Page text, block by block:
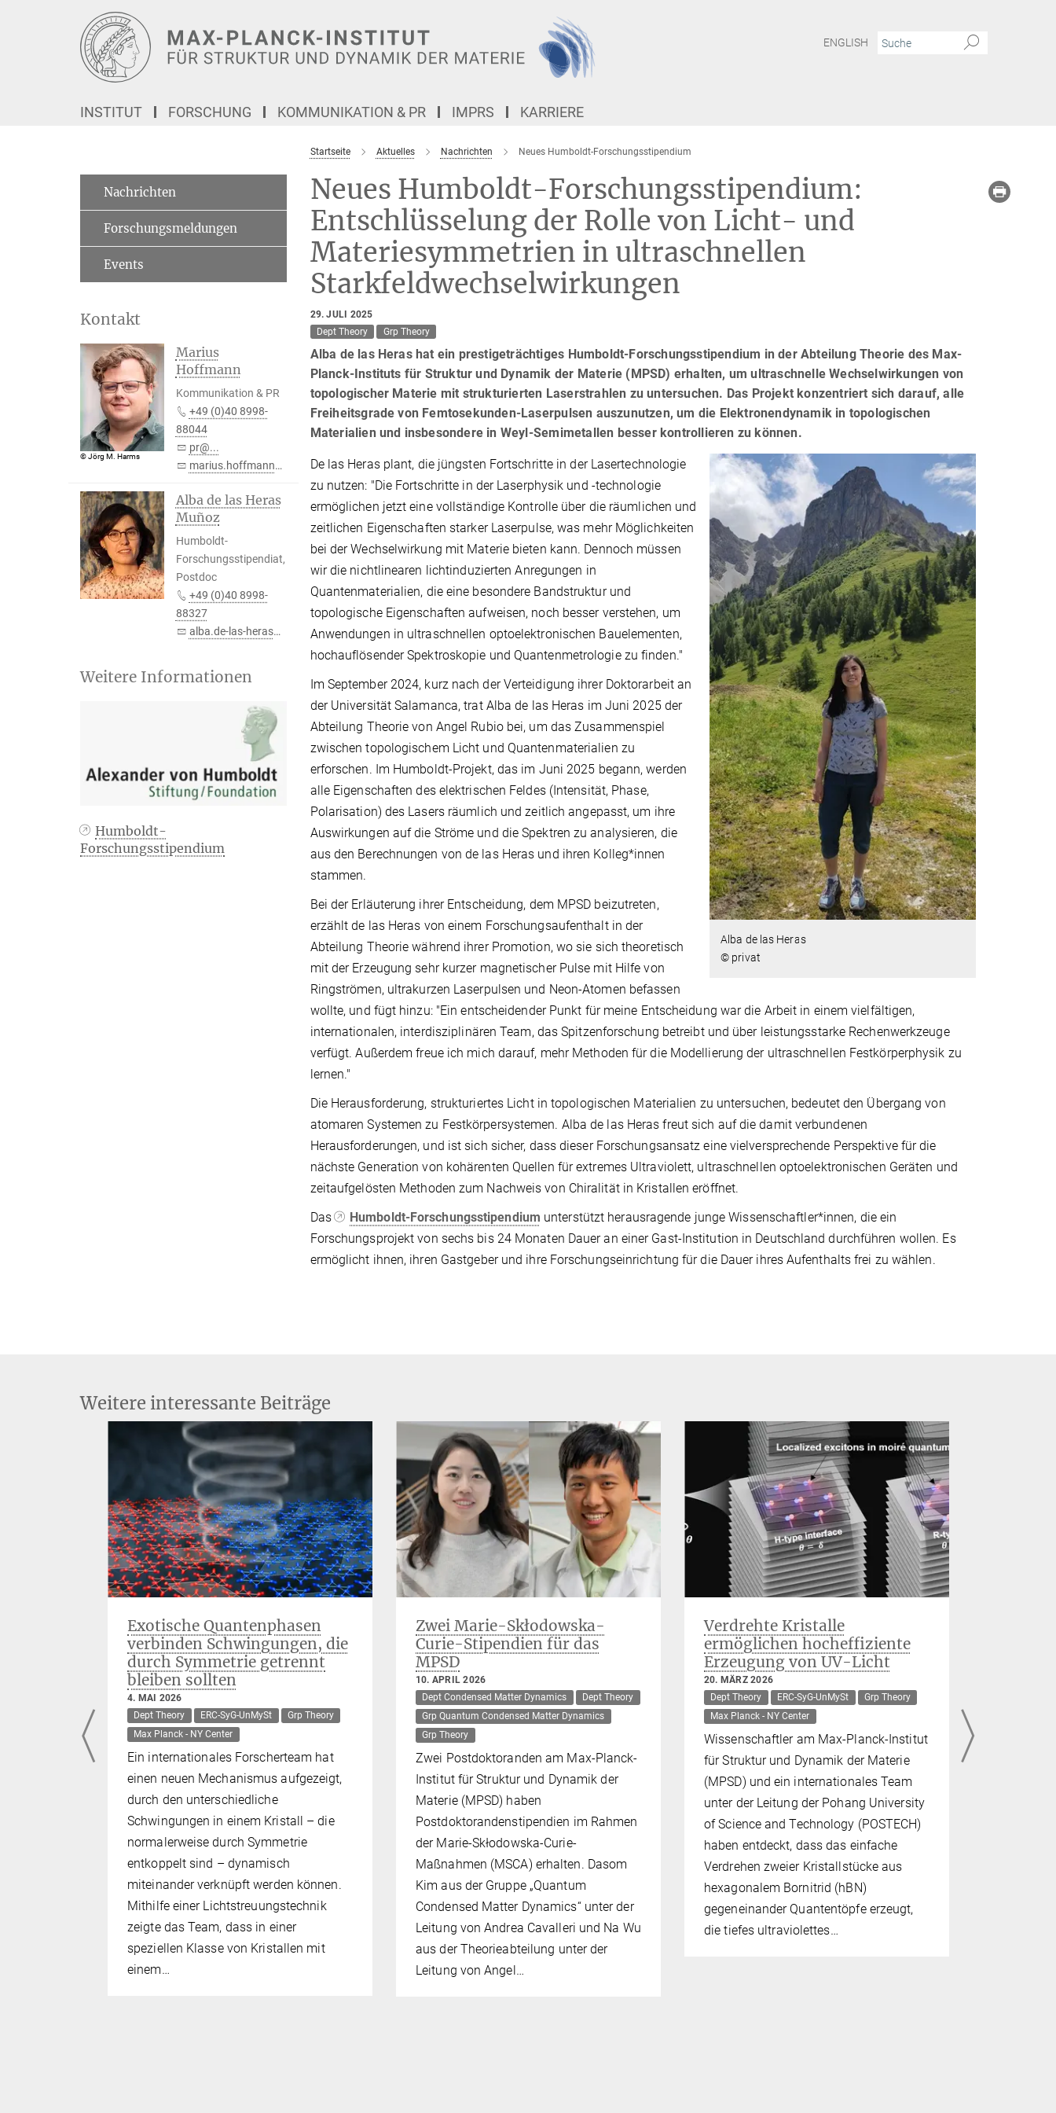
ENGLISH
INSTITUT FORSCHUNG KOMMUNIKATION & PR IMPRS KARRIERE
Startseite Aktuelles Nachrichten Neues Humboldt-Forschungsstipendium
Neues Humboldt-Forschungsstipendium:
Entschlüsselung der Rolle von Licht- und
Materiesymmetrien in ultraschnellen
Starkfeldwechselwirkungen
29. JULI 2025
Dept Theory
Grp Theory
Alba de las Heras hat ein prestigeträchtiges Humboldt-Forschungsstipendium in der Abteilung Theorie des Max-
Planck-Instituts für Struktur und Dynamik der Materie (MPSD) erhalten, um ultraschnelle Wechselwirkungen von
topologischer Materie mit strukturierten Laserstrahlen zu untersuchen. Das Projekt konzentriert sich darauf, alle
Freiheitsgrade von Femtosekunden-Laserpulsen auszunutzen, um die Elektronendynamik in topologischen
Materialien und insbesondere in Weyl-Semimetallen besser kontrollieren zu können.
Alba de las Heras
© privat
De las Heras plant, die jüngsten Fortschritte in der Lasertechnologie
zu nutzen: "Die Fortschritte in der Laserphysik und -technologie
ermöglichen jetzt eine vollständige Kontrolle über die räumlichen und
zeitlichen Eigenschaften starker Laserpulse, was mehr Möglichkeiten
bei der Wechselwirkung mit Materie bieten kann. Dennoch müssen
wir die nichtlinearen lichtinduzierten Anregungen in
Quantenmaterialien, die eine besondere Bandstruktur und
topologische Eigenschaften aufweisen, noch besser verstehen, um
Anwendungen in ultraschnellen optoelektronischen Bauelementen,
hochauflösender Spektroskopie und Quantenmetrologie zu finden."
Im September 2024, kurz nach der Verteidigung ihrer Doktorarbeit an
der Universität Salamanca, trat Alba de las Heras im Juni 2025 der
Abteilung Theorie von Angel Rubio bei, um das Zusammenspiel
zwischen topologischem Licht und Quantenmaterialien zu
erforschen. Im Humboldt-Projekt, das im Juni 2025 begann, werden
alle Eigenschaften des elektrischen Feldes (Intensität, Phase,
Polarisation) des Lasers räumlich und zeitlich angepasst, um ihre
Auswirkungen auf die Ströme und die Spektren zu analysieren, die
aus den Berechnungen von de las Heras und ihren Kolleg*innen
stammen.
Bei der Erläuterung ihrer Entscheidung, dem MPSD beizutreten,
erzählt de las Heras von einem Forschungsaufenthalt in der
Abteilung Theorie während ihrer Promotion, wo sie sich theoretisch
mit der Erzeugung sehr kurzer magnetischer Pulse mit Hilfe von
Ringströmen, ultrakurzen Laserpulsen und Neon-Atomen befassen
wollte, und fügt hinzu: "Ein entscheidender Punkt für meine Entscheidung war die Arbeit in einem vielfältigen,
internationalen, interdisziplinären Team, das Spitzenforschung betreibt und über leistungsstarke Rechenwerkzeuge
verfügt. Außerdem freue ich mich darauf, mehr Methoden für die Modellierung der ultraschnellen Festkörperphysik zu
lernen."
Die Herausforderung, strukturiertes Licht in topologischen Materialien zu untersuchen, bedeutet den Übergang von
atomaren Systemen zu Festkörpersystemen. Alba de las Heras freut sich auf die damit verbundenen
Herausforderungen, und ist sich sicher, dass dieser Forschungsansatz eine vielversprechende Perspektive für die
nächste Generation von kohärenten Quellen für extremes Ultraviolett, ultraschnellen optoelektronischen Geräten und
zeitaufgelösten Methoden zum Nachweis von Chiralität in Kristallen eröffnet.
Das
Humboldt-Forschungsstipendium unterstützt herausragende junge Wissenschaftler*innen, die ein
Forschungsprojekt von sechs bis 24 Monaten Dauer an einer Gast-Institution in Deutschland durchführen wollen. Es
ermöglicht ihnen, ihren Gastgeber und ihre Forschungseinrichtung für die Dauer ihres Aufenthalts frei zu wählen.
Nachrichten
Forschungsmeldungen
Events
Kontakt
© Jörg M. Harms
Marius
Hoffmann
Kommunikation & PR
+49 (0)40 8998-
88044
pr@...
marius.hoffmann@...
Alba de las Heras
Muñoz
Humboldt-
Forschungsstipendiat,
Postdoc
+49 (0)40 8998-
88327
alba.de-las-heras@...
Weitere Informationen
Humboldt-
Forschungsstipendium
Weitere interessante Beiträge
Exotische Quantenphasen
verbinden Schwingungen, die
durch Symmetrie getrennt
bleiben sollten
4. MAI 2026
Dept Theory
ERC-SyG-UnMySt
Grp Theory
Max Planck - NY Center
Ein internationales Forscherteam hat
einen neuen Mechanismus aufgezeigt,
durch den unterschiedliche
Schwingungen in einem Kristall – die
normalerweise durch Symmetrie
entkoppelt sind – dynamisch
miteinander verknüpft werden können.
Mithilfe einer Lichtstreuungstechnik
zeigte das Team, dass in einer
speziellen Klasse von Kristallen mit
einem…
Zwei Marie-Skłodowska-
Curie-Stipendien für das
MPSD
10. APRIL 2026
Dept Condensed Matter Dynamics
Dept Theory
Grp Quantum Condensed Matter Dynamics
Grp Theory
Zwei Postdoktoranden am Max-Planck-
Institut für Struktur und Dynamik der
Materie (MPSD) haben
Postdoktorandenstipendien im Rahmen
der Marie-Skłodowska-Curie-
Maßnahmen (MSCA) erhalten. Dasom
Kim aus der Gruppe „Quantum
Condensed Matter Dynamics“ unter der
Leitung von Andrea Cavalleri und Na Wu
aus der Theorieabteilung unter der
Leitung von Angel…
Verdrehte Kristalle
ermöglichen hocheffiziente
Erzeugung von UV-Licht
20. MÄRZ 2026
Dept Theory
ERC-SyG-UnMySt
Grp Theory
Max Planck - NY Center
Wissenschaftler am Max-Planck-Institut
für Struktur und Dynamik der Materie
(MPSD) und ein internationales Team
unter der Leitung der Pohang University
of Science and Technology (POSTECH)
haben entdeckt, dass das einfache
Verdrehen zweier Kristallstücke aus
hexagonalem Bornitrid (hBN)
gegeneinander Quantentöpfe erzeugt,
die tiefes ultraviolettes…